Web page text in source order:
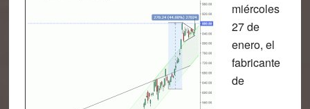
miércoles
27 de
enero, el
fabricante
de